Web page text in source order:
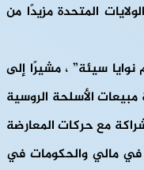
المتحدة مزيدًا من
سيئة” ، مشيرًا إلى
الأسلحة الروسية
مع حركات المعارضة
في مالي والحكومات في